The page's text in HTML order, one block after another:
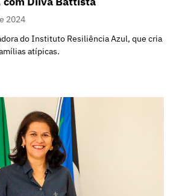
2024
do Instituto Resiliência Azul, que cria
atípicas.